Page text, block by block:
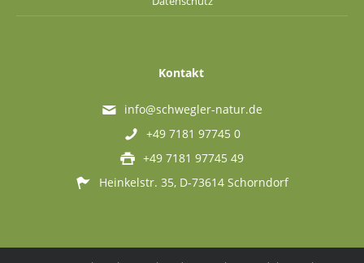
Kontakt
info@schwegler-natur.de
+49 7181 97745 0
+49 7181 97745 49
Heinkelstr. 35, D-73614 Schorndorf